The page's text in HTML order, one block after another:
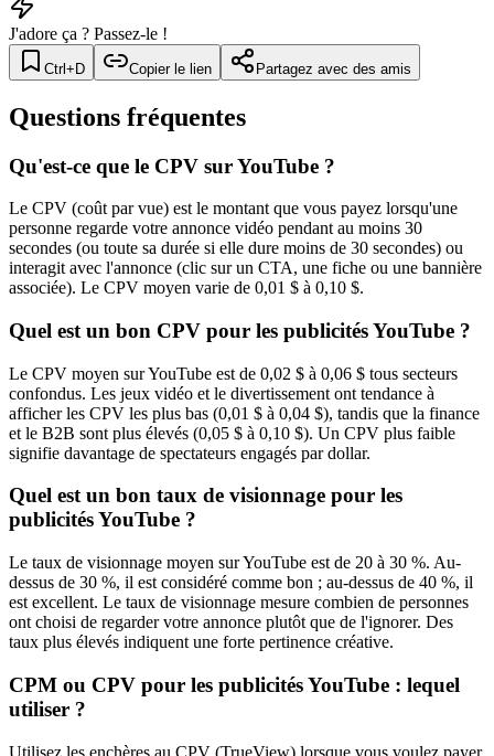
J'adore ça ? Passez-le !
Ctrl+D Copier le lien Partagez avec des amis
Questions fréquentes
Qu'est-ce que le CPV sur YouTube ?
Le CPV (coût par vue) est le montant que vous payez lorsqu'une
personne regarde votre annonce vidéo pendant au moins 30
secondes (ou toute sa durée si elle dure moins de 30 secondes) ou
interagit avec l'annonce (clic sur un CTA, une fiche ou une bannière
associée). Le CPV moyen varie de 0,01 $ à 0,10 $.
Quel est un bon CPV pour les publicités YouTube ?
Le CPV moyen sur YouTube est de 0,02 $ à 0,06 $ tous secteurs
confondus. Les jeux vidéo et le divertissement ont tendance à
afficher les CPV les plus bas (0,01 $ à 0,04 $), tandis que la finance
et le B2B sont plus élevés (0,05 $ à 0,10 $). Un CPV plus faible
signifie davantage de spectateurs engagés par dollar.
Quel est un bon taux de visionnage pour les
publicités YouTube ?
Le taux de visionnage moyen sur YouTube est de 20 à 30 %. Au-
dessus de 30 %, il est considéré comme bon ; au-dessus de 40 %, il
est excellent. Le taux de visionnage mesure combien de personnes
ont choisi de regarder votre annonce plutôt que de l'ignorer. Des
taux plus élevés indiquent une forte pertinence créative.
CPM ou CPV pour les publicités YouTube : lequel
utiliser ?
Utilisez les enchères au CPV (TrueView) lorsque vous voulez payer